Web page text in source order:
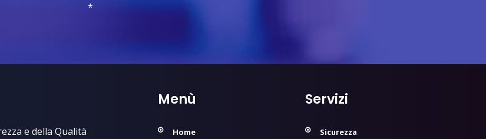
*
e della Qualità
Menù
Home
Servizi
Sicurezza